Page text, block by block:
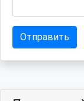
Отправить